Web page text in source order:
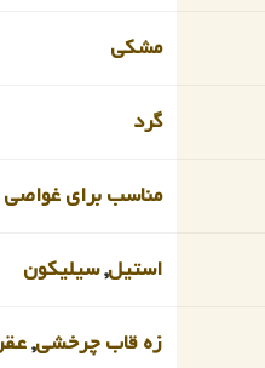
مشکی
گرد
مناسب برای غواصی
استیل,سیلیکون
زه قاب چرخشی,